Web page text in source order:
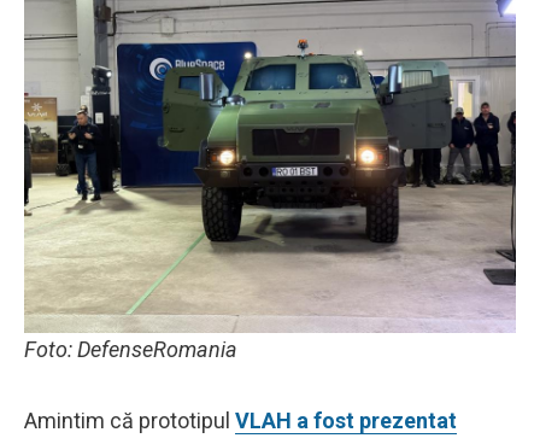
Foto: DefenseRomania
Amintim că prototipul VLAH a fost prezentat